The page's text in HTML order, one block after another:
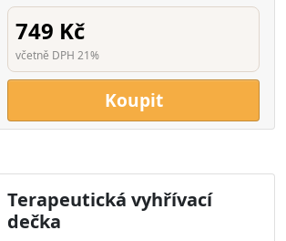
749 Kč
včetně DPH 21%
Koupit
Terapeutická vyhřívací
dečka